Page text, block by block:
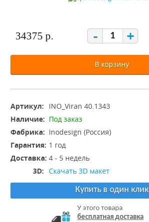
34375 р. - +
В корзину
Артикул:
INO_Viran 40.1343
Наличие: Под заказ
Фабрика: Inodesign (Россия)
Гарантия: 1 год
Доставка: 4 - 5 недель
3D: Скачать 3D макет
Купить в один клик
У этого товара
бесплатная доставка